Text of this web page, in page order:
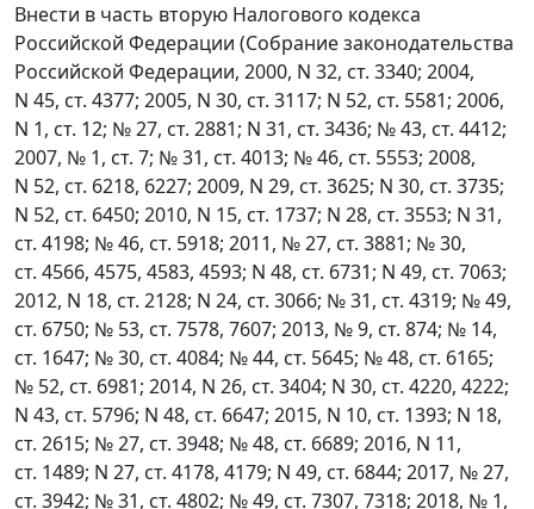
Внести в часть вторую Налогового кодекса
Российской Федерации (Собрание законодательства
Российской Федерации, 2000, N 32, ст. 3340; 2004,
N 45, ст. 4377; 2005, N 30, ст. 3117; N 52, ст. 5581; 2006,
N 1, ст. 12; № 27, ст. 2881; N 31, ст. 3436; № 43, ст. 4412;
2007, № 1, ст. 7; № 31, ст. 4013; № 46, ст. 5553; 2008,
N 52, ст. 6218, 6227; 2009, N 29, ст. 3625; N 30, ст. 3735;
N 52, ст. 6450; 2010, N 15, ст. 1737; N 28, ст. 3553; N 31,
ст. 4198; № 46, ст. 5918; 2011, № 27, ст. 3881; № 30,
ст. 4566, 4575, 4583, 4593; N 48, ст. 6731; N 49, ст. 7063;
2012, N 18, ст. 2128; N 24, ст. 3066; № 31, ст. 4319; № 49,
ст. 6750; № 53, ст. 7578, 7607; 2013, № 9, ст. 874; № 14,
ст. 1647; № 30, ст. 4084; № 44, ст. 5645; № 48, ст. 6165;
№ 52, ст. 6981; 2014, N 26, ст. 3404; N 30, ст. 4220, 4222;
N 43, ст. 5796; N 48, ст. 6647; 2015, N 10, ст. 1393; N 18,
ст. 2615; № 27, ст. 3948; № 48, ст. 6689; 2016, N 11,
ст. 1489; N 27, ст. 4178, 4179; N 49, ст. 6844; 2017, № 27,
ст. 3942; № 31, ст. 4802; № 49, ст. 7307, 7318; 2018, № 1,